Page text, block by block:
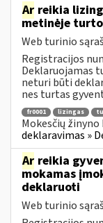
Ar reikia
metinėje
Web turinio
Registracijos
Deklaruojamas
neturi būti
nes turtas
fr0001 lizingas
Mokesčių
deklaravimas »
Ar reikia
mokamas
deklaruoti
Web turinio